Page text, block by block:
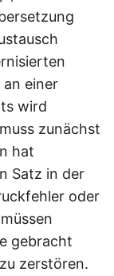
einer
wird
zunächst
hat
Satz in der
oder
gebracht
zerstören.